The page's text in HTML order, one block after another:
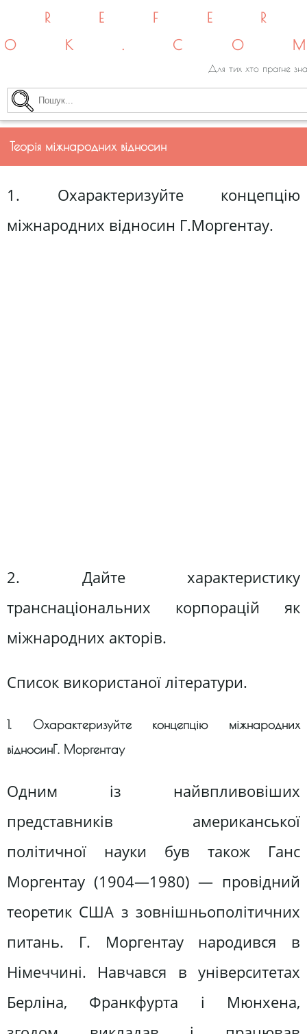
Для тих хто прагне
Теорія міжнародних відносин
1. Охарактеризуйте концепцію
міжнародних відносин Г.Моргентау.
2. Дайте характеристику
транснаціональних корпорацій як
міжнародних акторів.
Список використаної літератури.
1. Охарактеризуйте концепцію міжнародних
відносинГ. Моргентау
Одним із найвпливовіших
представників американської
політичної науки був також Ганс
Моргентау (1904—1980) — провідний
теоретик США з зовнішньополітичних
питань. Г. Моргентау народився в
Німеччині. Навчався в університетах
Берліна, Франкфурта і Мюнхена,